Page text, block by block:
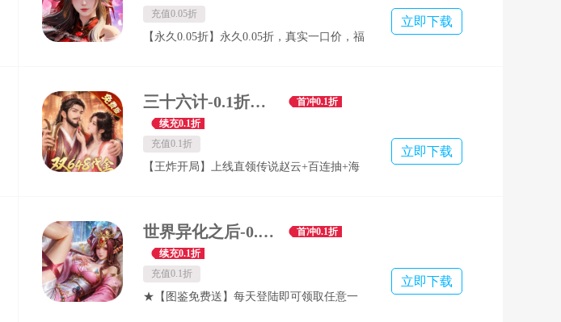
充值0.05折
【永久0.05折】永久0.05折，真实一口价，福
领千元真充红包，每日上线直送6480代金
券； 【代金返利】全新福利，累计充值每天
都能领取超值代金券返利； 【满星神将】完
成主线送毕业满星神将-丹江口话事人【杨
立即下载
三十六计-0.1折三国谋战免费版-混服
首冲0.1折
续充0.1折
充值0.1折
【王炸开局】上线直领传说赵云+百连抽+海
松拿榜首，抽卡不用愁！ 【万充狂欢】每日
登录领648充值卡，每月累计送10000元充值
卡！永久生效！ 【双将福利】登录送传说张
飞，在线再送五星赵云，顶级神将零门槛！
立即下载
世界异化之后-0.1折登陆送全图鉴-混服
首冲0.1折
续充0.1折
充值0.1折
★【图鉴免费送】每天登陆即可领取任意一
立即下载